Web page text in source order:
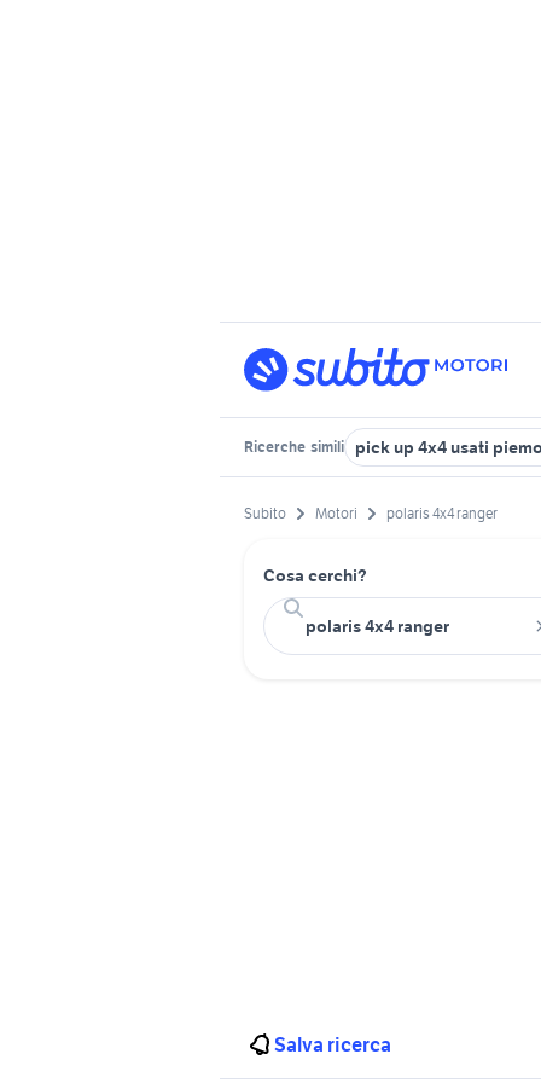
Ricerche simili pick up 4x4 usati
Subito Motori polaris 4x4 ranger
Cosa cerchi?
Salva ricerca